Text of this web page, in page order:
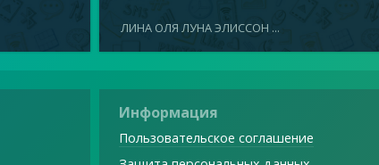
ЛИНА ОЛЯ ЛУНА ЭЛИССОН ...
Информация
Пользовательское соглашение